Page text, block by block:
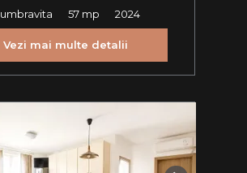
57 mp 2024
Vezi mai multe detalii